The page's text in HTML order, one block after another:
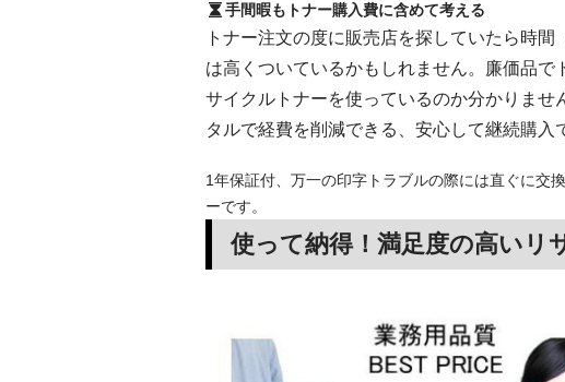
手間暇もトナー購入費に含めて考える
トナー注文の度に販売店を探していたら時
は高くついているかもしれません。廉価品
サイクルトナーを使っているのか分かりま
タルで経費を削減できる、安心して継続購入
1年保証付、万一の印字トラブルの際には直ぐに交
ーです。
使って納得！満足度の高いリ